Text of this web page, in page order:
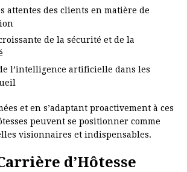
attentes des clients en matière de
de la sécurité et de la
l’intelligence artificielle dans les
et en s’adaptant proactivement à ces
peuvent se positionner comme
visionnaires et indispensables.
d’Hôtesse